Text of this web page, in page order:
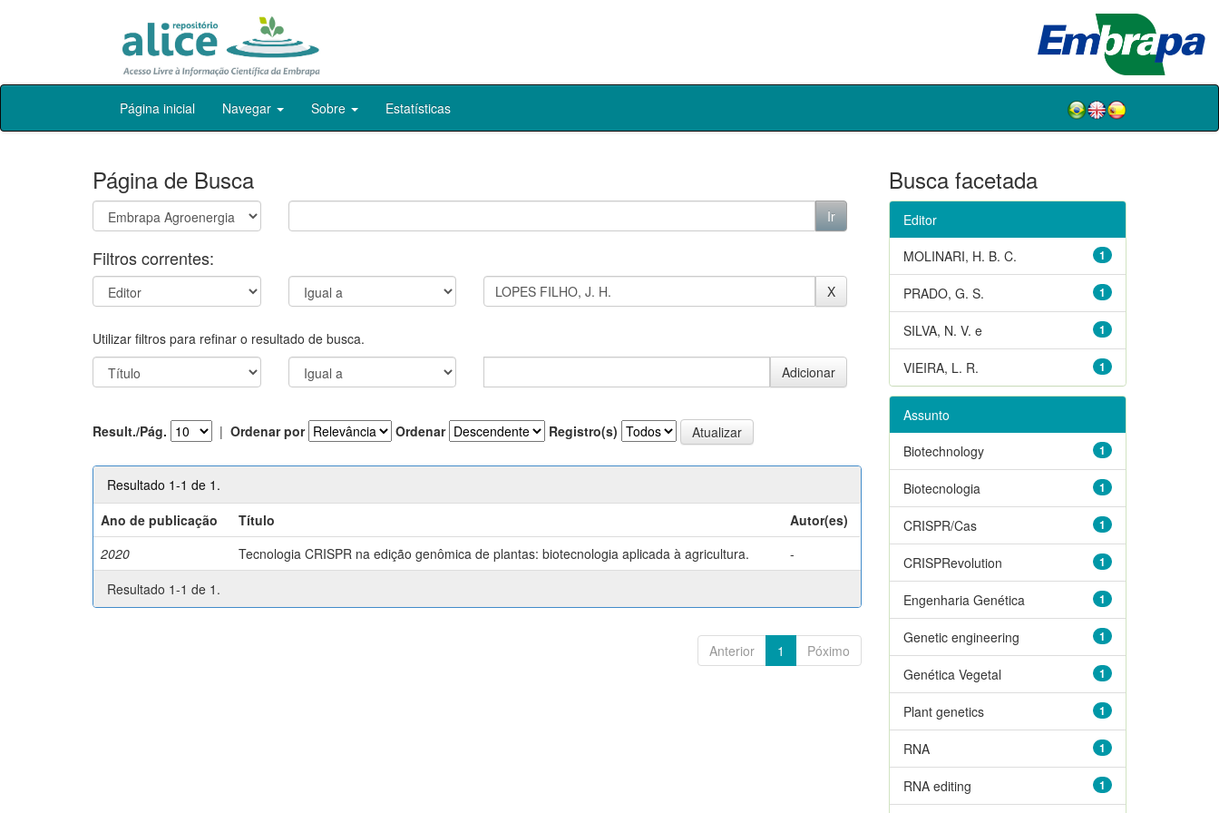
Skip
Página inicial Navegar Sobre Estatísticas
Página de Busca
Filtros correntes:
Utilizar filtros para refinar o resultado de busca.
Result./Pág. | Ordenar por Ordenar Registro(s)
Resultado 1-1 de 1.
Ano de publicação
Título
Autor(es)
2020
Tecnologia CRISPR na edição genômica de plantas: biotecnologia aplicada à agricultura.
-
Resultado 1-1 de 1.
Anterior 1 Póximo
Busca facetada
Editor
1
MOLINARI, H. B. C.
1
PRADO, G. S.
1
SILVA, N. V. e
1
VIEIRA, L. R.
Assunto
1
Biotechnology
1
Biotecnologia
1
CRISPR/Cas
1
CRISPRevolution
1
Engenharia Genética
1
Genetic engineering
1
Genética Vegetal
1
Plant genetics
1
RNA
1
RNA editing